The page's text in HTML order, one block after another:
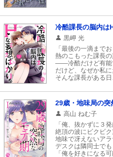
冷酷課長の脳内は
黒岬 光
「最後の一滴まで
熱のこもった課長
――冷酷だけど有能
だけど、なぜか私
そんな課長がある
と顔を引き寄せら
深く蕩けるような
アソコを責められ
酔っ払って理性が
29歳・地味局の突
高山 ねむ子
「俺、抜かずに３
絶頂の波にビクビ
地味で冴えないア
デスクは隣同士で
「俺を好きになる